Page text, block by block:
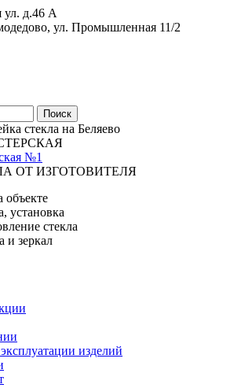
ул. д.46 А
ул. Промышленная 11/2
Поиск
стекла на Беляево
ОТ ИЗГОТОВИТЕЛЯ
объекте
установка
стекла
и зеркал
изделий